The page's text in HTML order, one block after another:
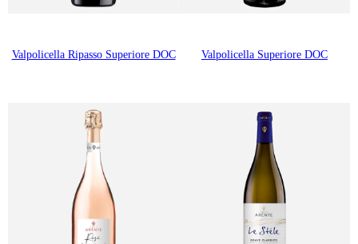
Valpolicella Ripasso Superiore DOC Valpolicella Superiore DOC